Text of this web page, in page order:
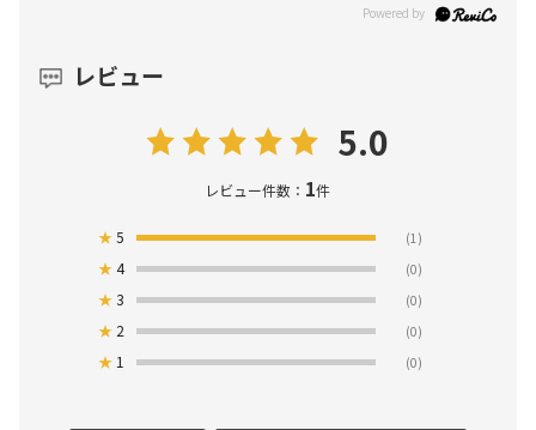
レビュー
5.0
レビュー件数： 1件
★5 (1)
★4 (0)
★3 (0)
★ 2 (0)
★ 1 (0)